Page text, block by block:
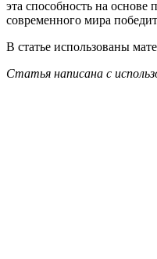
эта способность на
современного мира
В статье использованы
Статья написана с